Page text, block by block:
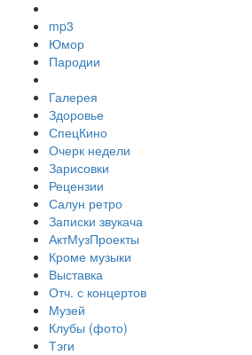
mp3
Юмор
Пародии
Галерея
Здоровье
СпецКино
Очерк недели
Зарисовки
Рецензии
Салун ретро
Записки звукача
АктМузПроекты
Кроме музыки
Выставка
Отч. с концертов
Музей
Клубы (фото)
Тэги